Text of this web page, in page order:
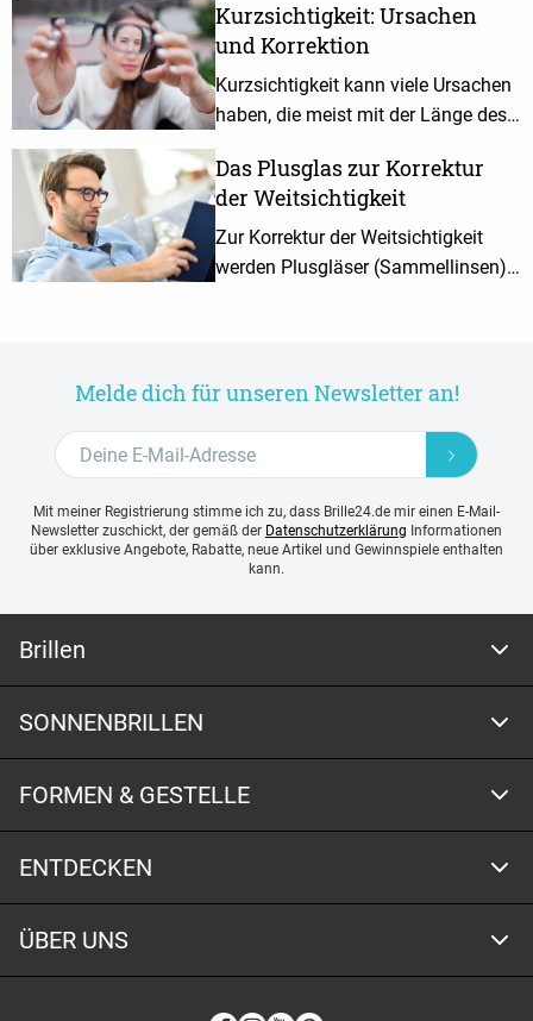
Kurzsichtigkeit: Ursachen
und Korrektion
Kurzsichtigkeit kann viele Ursachen
haben, die meist mit der Länge des
Welche Korrekturmöglichkeiten es
gibt, erfährst du hier.
Das Plusglas zur Korrektur
der Weitsichtigkeit
Zur Korrektur der Weitsichtigkeit
werden Plusgläser (Sammellinsen)
Melde dich für unseren Newsletter an!
Mit meiner Registrierung stimme ich zu, dass Brille24.de mir einen E-Mail-
Newsletter zuschickt, der gemäß der Datenschutzerklärung Informationen
über exklusive Angebote, Rabatte, neue Artikel und Gewinnspiele enthalten
kann.
Brillen
SONNENBRILLEN
FORMEN & GESTELLE
ENTDECKEN
ÜBER UNS